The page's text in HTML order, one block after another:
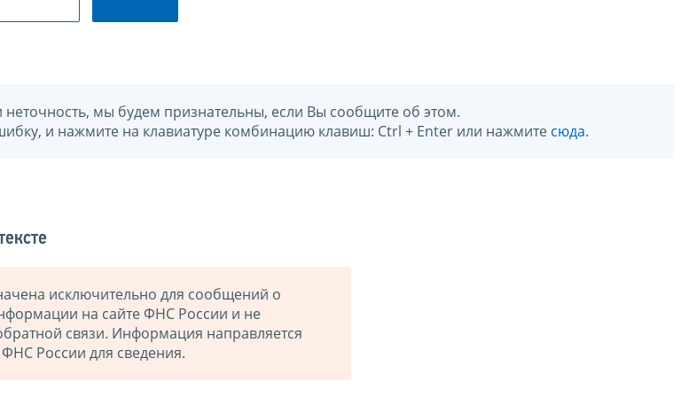
неточность, мы будем признательны, если Вы сообщите об этом.
и нажмите на клавиатуре комбинацию клавиш: Ctrl + Enter или нажмите сюда.
исключительно для сообщений о
на сайте ФНС России и не
связи. Информация направляется
ФНС России для сведения.